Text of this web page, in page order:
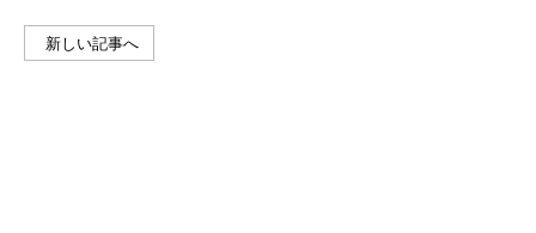
新しい記事へ